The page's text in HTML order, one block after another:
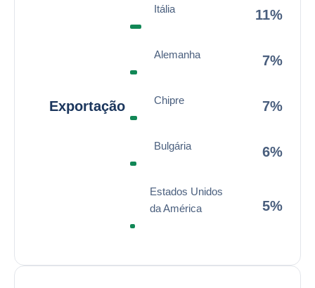
Exportação
Itália
11%
Alemanha 7%
Chipre 7%
Bulgária 6%
Estados Unidos
da América
5%